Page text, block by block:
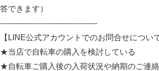
答できます）
---------------------------------------
【LINE公式アカウントでのお問合せについ
★当店で自転車の購入を検討している
★自転車ご購入後の入荷状況や納期のご連絡